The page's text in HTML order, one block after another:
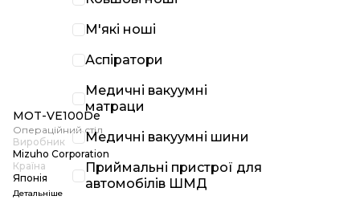
М'які ноші
Аспіратори
Медичні вакуумні
матраци
Медичні вакуумні шини
Приймальні пристрої для
автомобілів ШМД
MOT-VE100De
Операційний стіл
Виробник
Mizuho Corporation
Країна
Японія
Детальніше